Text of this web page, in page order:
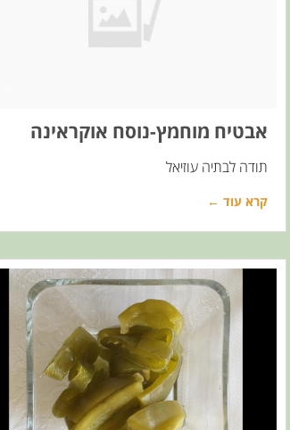
אבטיח מוחמץ-נוסח אוקראינה
תודה לבתיה עוזיאל
קרא עוד ←